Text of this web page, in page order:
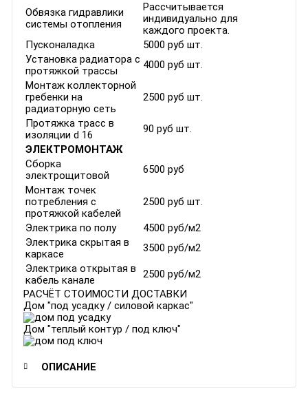
Обвязка гидравлики
системы отопления
Рассчитывается
индивидуально для
каждого проекта.
Пусконаладка
5000 руб шт.
Установка радиатора с
протяжкой трассы
4000 руб шт.
Монтаж коллекторной
гребенки на
радиаторную сеть
2500 руб шт.
Протяжка трасс в
изоляции d 16
90 руб шт.
ЭЛЕКТРОМОНТАЖ
Сборка
электрощитовой
6500 руб
Монтаж точек
потребления с
протяжкой кабелей
2500 руб шт.
Электрика по полу
4500 руб/м2
Электрика скрытая в
каркасе
3500 руб/м2
Электрика открытая в
кабель канале
2500 руб/м2
РАСЧЁТ СТОИМОСТИ ДОСТАВКИ
Дом "под усадку / силовой каркас"
Дом "теплый контур / под ключ"
ОПИСАНИЕ